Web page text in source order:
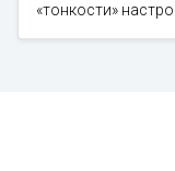
«тонкости»